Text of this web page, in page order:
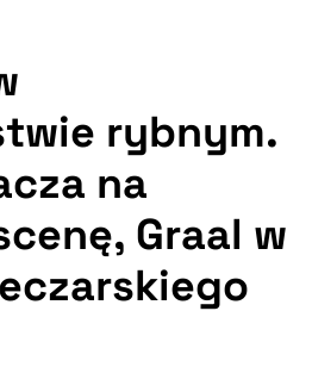
wspierają:
dostępność
rybnym.
na
Graal w